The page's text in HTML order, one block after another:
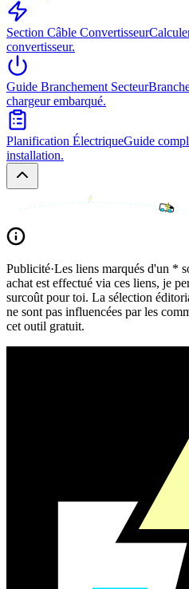
Section Câble Convertisseur
convertisseur.
Guide Branchement Secteur
chargeur embarqué.
Planification ÉlectriqueGuide
installation.
Publicité·Les liens marqués d'un *
achat est effectué via ces liens, je
surcoût pour toi. La sélection
ne sont pas influencées par les
cet outil gratuit.